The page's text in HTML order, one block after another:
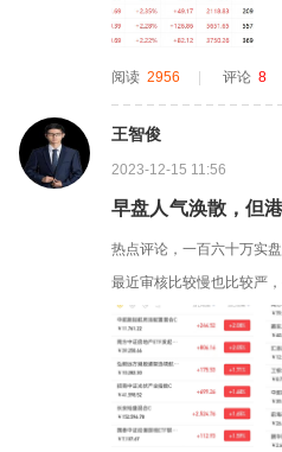
阅读 2956 评论 8
王智俊
2023-12-15 11:56
早盘人气涣散，但
热点评论，一百六十万实
最近审核比较慢也比较严
贴了，看辅助贴，直接支
不涨，小俊继续大加这个
抄底超50亿！三大指数...